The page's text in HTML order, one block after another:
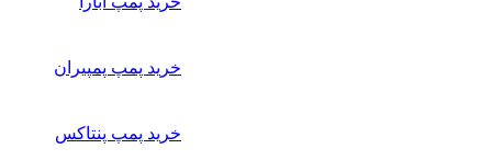
خرید پمپ پمپیران
خرید پمپ پنتاکس